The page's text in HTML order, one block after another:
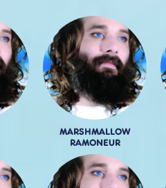
MARSHMALLOW
RAMONEUR